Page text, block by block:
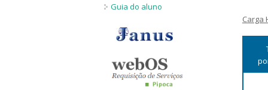
Afirmativas
Bolsas
Inscrições recebidas
bolsas
Carga
Guia do aluno